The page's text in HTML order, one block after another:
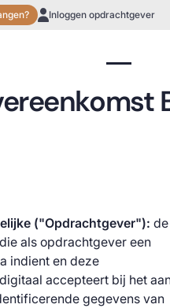
Inloggen opdrachtgever
("Opdrachtgever"):
als opdrachtgever een
indient en deze
accepteert bij het
gegevens van